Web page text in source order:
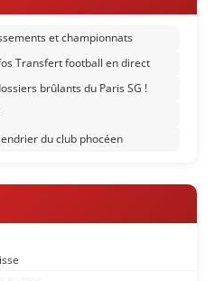
et championnats
Transfert football en direct
brûlants du Paris SG !
du club phocéen